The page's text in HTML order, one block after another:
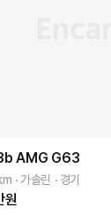
AMG G63
가솔린 경기
원